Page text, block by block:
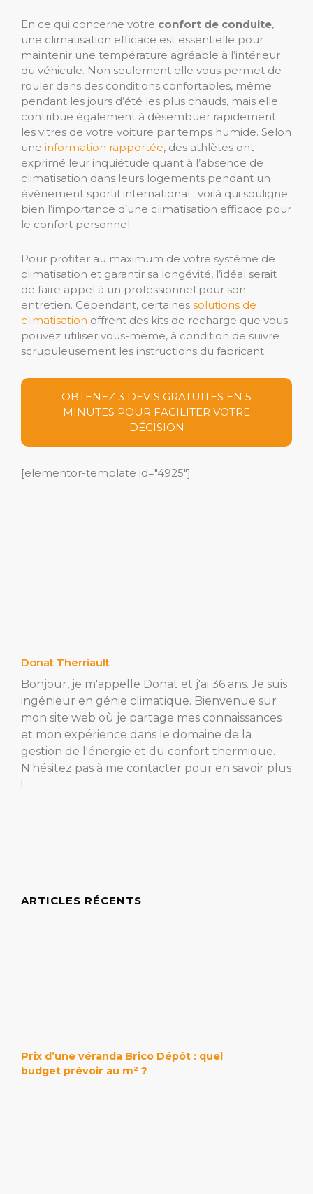
En ce qui concerne votre confort de conduite,
une climatisation efficace est essentielle pour
maintenir une température agréable à l’intérieur
du véhicule. Non seulement elle vous permet de
rouler dans des conditions confortables, même
pendant les jours d’été les plus chauds, mais elle
contribue également à désembuer rapidement
les vitres de votre voiture par temps humide. Selon
une information rapportée, des athlètes ont
exprimé leur inquiétude quant à l’absence de
climatisation dans leurs logements pendant un
événement sportif international : voilà qui souligne
bien l’importance d’une climatisation efficace pour
le confort personnel.
Pour profiter au maximum de votre système de
climatisation et garantir sa longévité, l’idéal serait
de faire appel à un professionnel pour son
entretien. Cependant, certaines solutions de
climatisation offrent des kits de recharge que vous
pouvez utiliser vous-même, à condition de suivre
scrupuleusement les instructions du fabricant.
OBTENEZ 3 DEVIS GRATUITES EN 5
MINUTES POUR FACILITER VOTRE
DÉCISION
[elementor-template id="4925"]
Donat Therriault
Bonjour, je m'appelle Donat et j'ai 36 ans. Je suis
ingénieur en génie climatique. Bienvenue sur
mon site web où je partage mes connaissances
et mon expérience dans le domaine de la
gestion de l'énergie et du confort thermique.
N'hésitez pas à me contacter pour en savoir plus
!
ARTICLES RÉCENTS
Prix d’une véranda Brico Dépôt : quel
budget prévoir au m² ?